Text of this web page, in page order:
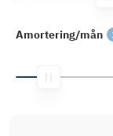
Amortering/mån